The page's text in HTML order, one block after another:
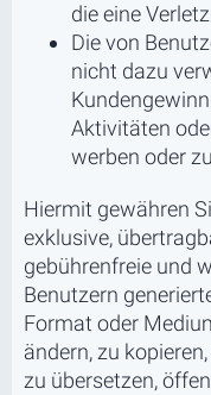
die eine
Die von
nicht dazu
Aktivitäten
werben oder
Hiermit gewähren
exklusive,
gebührenfreie und
Benutzern
Format oder
ändern, zu
zu übersetzen,